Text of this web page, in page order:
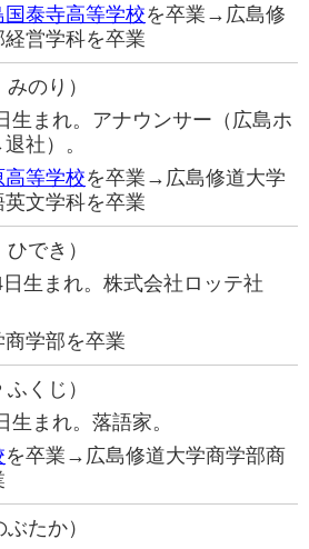
泰寺高等学校を卒業→広島修
営学科を卒業
みのり）
生まれ。アナウンサー（広島ホ
社）。
高等学校を卒業→広島修道大学
英文学科を卒業
でき）
生まれ。株式会社ロッテ社
学部を卒業
くじ）
生まれ。落語家。
を卒業→広島修道大学商学部商
ぶたか）